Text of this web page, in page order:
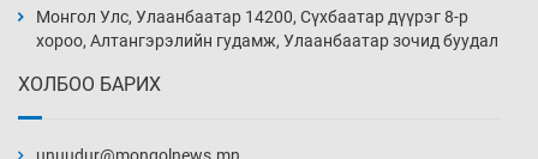
8 цаг 59 мин
хэмжээг шинэчлэн тогтоох нь
Монгол Улс, Улаанбаатар 14200, Сүхбаатар дүүрэг 8-р
хороо, Алтангэрэлийн гудамж, Улаанбаатар зочид буудал
ХОЛБОО БАРИХ